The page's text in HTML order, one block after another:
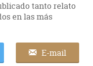
tanto relato
en las más
E-mail